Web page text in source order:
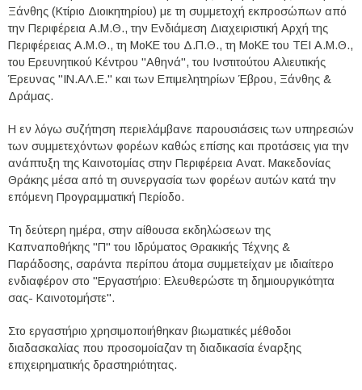
Ξάνθης (Κτίριο Διοικητηρίου) με τη συμμετοχή εκπροσώπων από
την Περιφέρεια Α.Μ.Θ., την Ενδιάμεση Διαχειριστική Αρχή της
Περιφέρειας Α.Μ.Θ., τη ΜοΚΕ του Δ.Π.Θ., τη ΜοΚΕ του ΤΕΙ Α.Μ.Θ.,
του Ερευνητικού Κέντρου "Αθηνά", του Ινστιτούτου Αλιευτικής
Έρευνας "ΙΝ.ΑΛ.Ε." και των Επιμελητηρίων Έβρου, Ξάνθης &
Δράμας.
Η εν λόγω συζήτηση περιελάμβανε παρουσιάσεις των υπηρεσιών
των συμμετεχόντων φορέων καθώς επίσης και προτάσεις για την
ανάπτυξη της Καινοτομίας στην Περιφέρεια Ανατ. Μακεδονίας
Θράκης μέσα από τη συνεργασία των φορέων αυτών κατά την
επόμενη Προγραμματική Περίοδο.
Τη δεύτερη ημέρα, στην αίθουσα εκδηλώσεων της
Καπναποθήκης "Π" του Ιδρύματος Θρακικής Τέχνης &
Παράδοσης, σαράντα περίπου άτομα συμμετείχαν με ιδιαίτερο
ενδιαφέρον στο "Εργαστήριο: Ελευθερώστε τη δημιουργικότητα
σας- Καινοτομήστε".
Στο εργαστήριο χρησιμοποιήθηκαν βιωματικές μέθοδοι
διαδασκαλίας που προσομοίαζαν τη διαδικασία έναρξης
επιχειρηματικής δραστηριότητας.